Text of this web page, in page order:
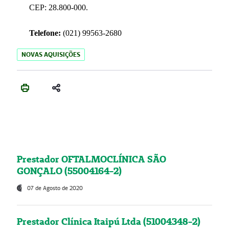
CEP: 28.800-000.
Telefone: (021) 99563-2680
NOVAS AQUISIÇÕES
Prestador OFTALMOCLÍNICA SÃO
GONÇALO (55004164-2)
07 de Agosto de 2020
Prestador Clínica Itaipú Ltda (51004348-2)